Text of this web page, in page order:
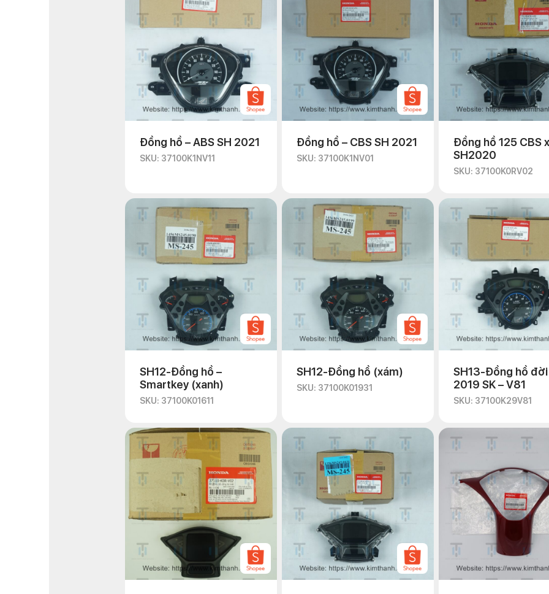
Đồng hồ – ABS SH 2021
SKU: 37100K1NV11
Đồng hồ – CBS SH 2021
SKU: 37100K1NV01
Đồng hồ 125 CBS
SH2020
SKU: 37100K0RV02
SH12-Đồng hồ –
Smartkey (xanh)
SKU: 37100K01611
SH12-Đồng hồ (xám)
SKU: 37100K01931
SH13-Đồng hồ đời
2019 SK – V81
SKU: 37100K29V81